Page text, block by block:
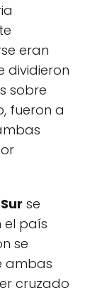
eran
dividieron
sobre
fueron a
se
el país
se
ambas
cruzado